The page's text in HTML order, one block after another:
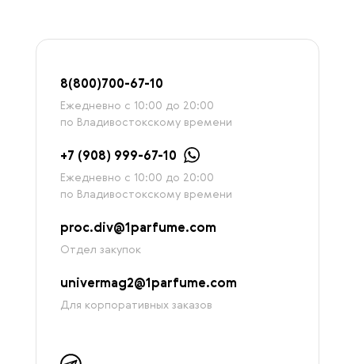
8(800)700-67-10
Ежедневно с 10:00 до 20:00
по Владивостокскому времени
+7 (908) 999-67-10
Ежедневно с 10:00 до 20:00
по Владивостокскому времени
proc.div@1parfume.com
Отдел закупок
univermag2@1parfume.com
Для корпоративных заказов